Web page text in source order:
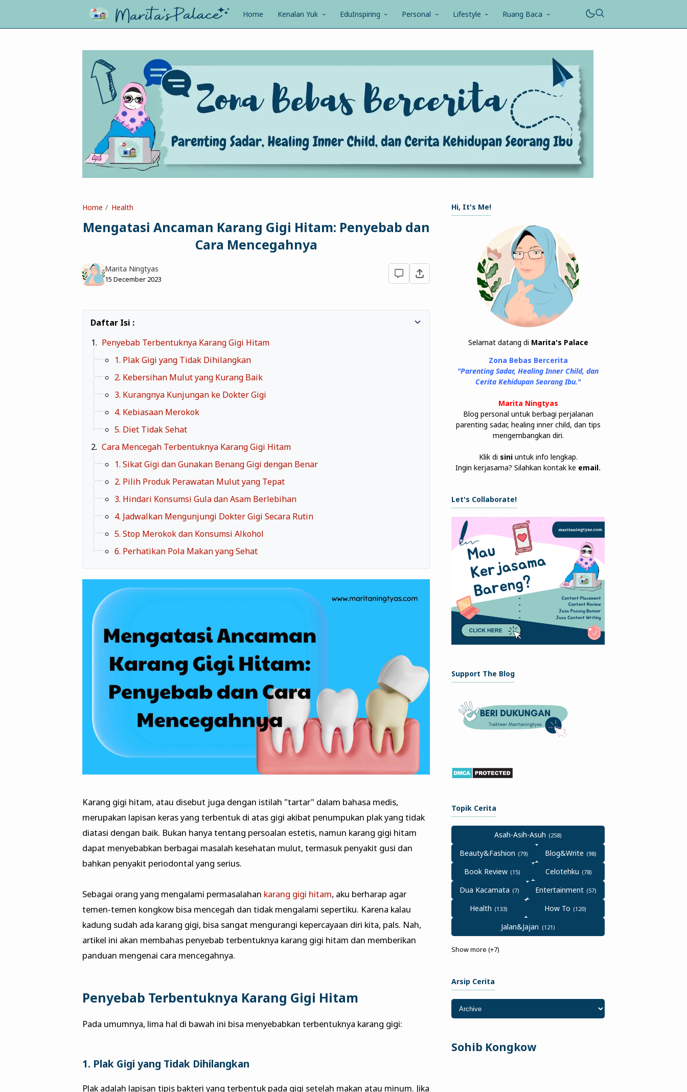
Home Kenalan Yuk EduInspiring Personal Lifestyle Ruang Baca
Home Health
Mengatasi Ancaman Karang Gigi Hitam: Penyebab dan
Cara Mencegahnya
Marita Ningtyas
15 December 2023
Penyebab Terbentuknya Karang Gigi Hitam
1. Plak Gigi yang Tidak Dihilangkan
2. Kebersihan Mulut yang Kurang Baik
3. Kurangnya Kunjungan ke Dokter Gigi
4. Kebiasaan Merokok
5. Diet Tidak Sehat
Cara Mencegah Terbentuknya Karang Gigi Hitam
1. Sikat Gigi dan Gunakan Benang Gigi dengan Benar
2. Pilih Produk Perawatan Mulut yang Tepat
3. Hindari Konsumsi Gula dan Asam Berlebihan
4. Jadwalkan Mengunjungi Dokter Gigi Secara Rutin
5. Stop Merokok dan Konsumsi Alkohol
6. Perhatikan Pola Makan yang Sehat
Karang gigi hitam, atau disebut juga dengan istilah "tartar" dalam bahasa medis,
merupakan lapisan keras yang terbentuk di atas gigi akibat penumpukan plak yang tidak
diatasi dengan baik. Bukan hanya tentang persoalan estetis, namun karang gigi hitam
dapat menyebabkan berbagai masalah kesehatan mulut, termasuk penyakit gusi dan
bahkan penyakit periodontal yang serius.
Sebagai orang yang mengalami permasalahan karang gigi hitam, aku berharap agar
temen-temen kongkow bisa mencegah dan tidak mengalami sepertiku. Karena kalau
kadung sudah ada karang gigi, bisa sangat mengurangi kepercayaan diri kita, pals. Nah,
artikel ini akan membahas penyebab terbentuknya karang gigi hitam dan memberikan
panduan mengenai cara mencegahnya.
Penyebab Terbentuknya Karang Gigi Hitam
Pada umumnya, lima hal di bawah ini bisa menyebabkan terbentuknya karang gigi:
1. Plak Gigi yang Tidak Dihilangkan
Plak adalah lapisan tipis bakteri yang terbentuk pada gigi setelah makan atau minum. Jika
Hi, It's Me!
Selamat datang di Marita's Palace
Zona Bebas Bercerita
"Parenting Sadar, Healing Inner Child, dan
Cerita Kehidupan Seorang Ibu."
Marita Ningtyas
Blog personal untuk berbagi perjalanan
parenting sadar, healing inner child, dan tips
mengembangkan diri.
Klik di sini untuk info lengkap.
Ingin kerjasama? Silahkan kontak ke email.
Let's Collaborate!
Support The Blog
Topik Cerita
Asah-Asih-Asuh
Beauty&Fashion
Blog&Write
Book Review
Celotehku
Dua Kacamata
Entertainment
Health
How To
Jalan&Jajan
Show more (+7)
Arsip Cerita
Sohib Kongkow